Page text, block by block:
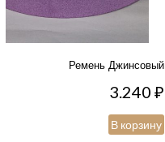
Ремень Джинсовый
3.240₽
В корзину